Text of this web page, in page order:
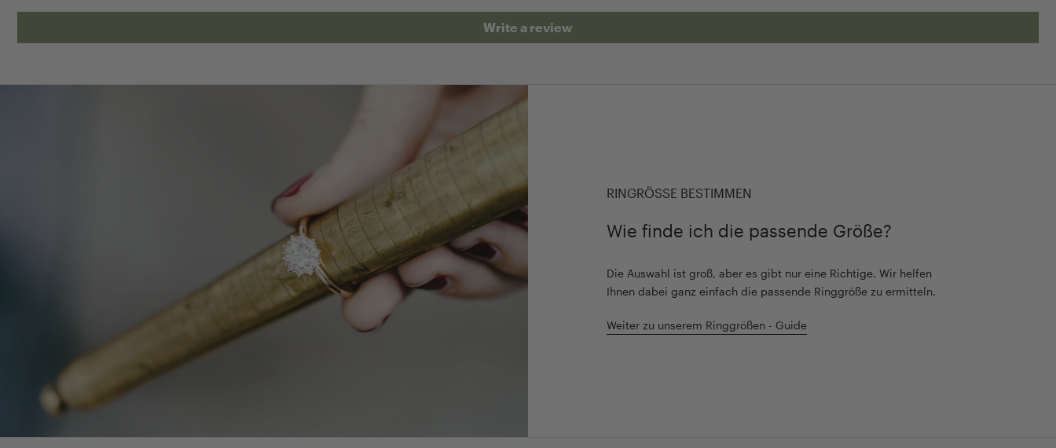
Write a review
RINGRÖSSE BESTIMMEN
Wie finde ich die passende Größe?
Die Auswahl ist groß, aber es gibt nur eine Richtige. Wir helfen
Ihnen dabei ganz einfach die passende Ringgröße zu ermitteln.
Weiter zu unserem Ringgrößen - Guide